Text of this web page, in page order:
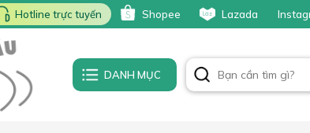
Hotline trực tuyến Shopee Lazada
DANH MỤC